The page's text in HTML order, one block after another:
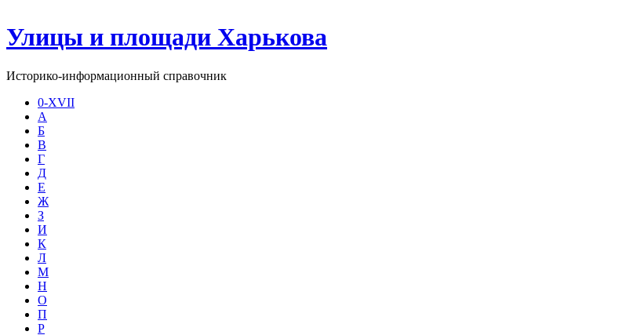
Улицы и площади Харькова
Историко-информационный справочник
0-XVII
А
Б
В
Г
Д
Е
Ж
З
И
К
Л
М
Н
О
П
Р